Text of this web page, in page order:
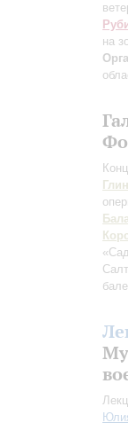
на